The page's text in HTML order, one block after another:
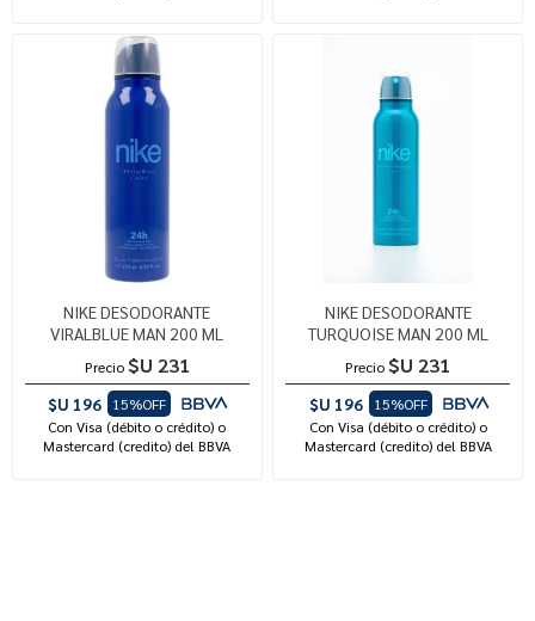
NIKE DESODORANTE
VIRALBLUE MAN 200 ML
Precio $U 231
$U 196
15%OFF
Con Visa (débito o crédito) o
Mastercard (credito) del BBVA
NIKE DESODORANTE
TURQUOISE MAN 200 ML
Precio $U 231
$U 196
15%OFF
Con Visa (débito o crédito) o
Mastercard (credito) del BBVA